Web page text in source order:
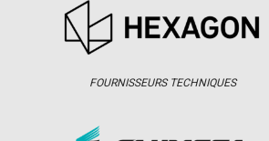
FOURNISSEURS TECHNIQUES